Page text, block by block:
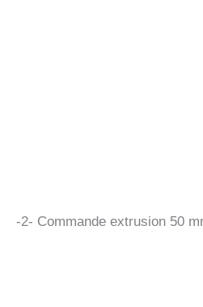
-2- Commande extrusion 50